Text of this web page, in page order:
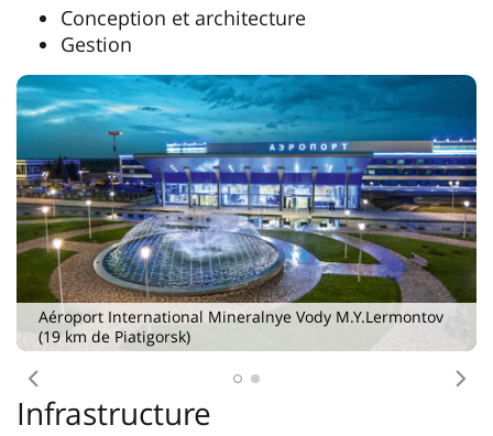
Conception et architecture
Gestion
Antécédent
Infrastructure